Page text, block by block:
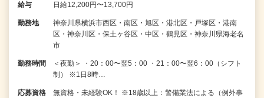
給与 日給12,200円〜13,700円
勤務地
神奈川県横浜市西区・南区・旭区・港北区・戸塚区・港南
区・神奈川区・保土ヶ谷区・中区・鶴見区・神奈川県海老名
市
勤務時間
＜夜勤＞ ・20：00〜翌5：00 ・21：00〜翌6：00（シフト
制） ※1日8時…
応募資格
無資格・未経験OK！ ※18歳以上：警備業法による（例外事